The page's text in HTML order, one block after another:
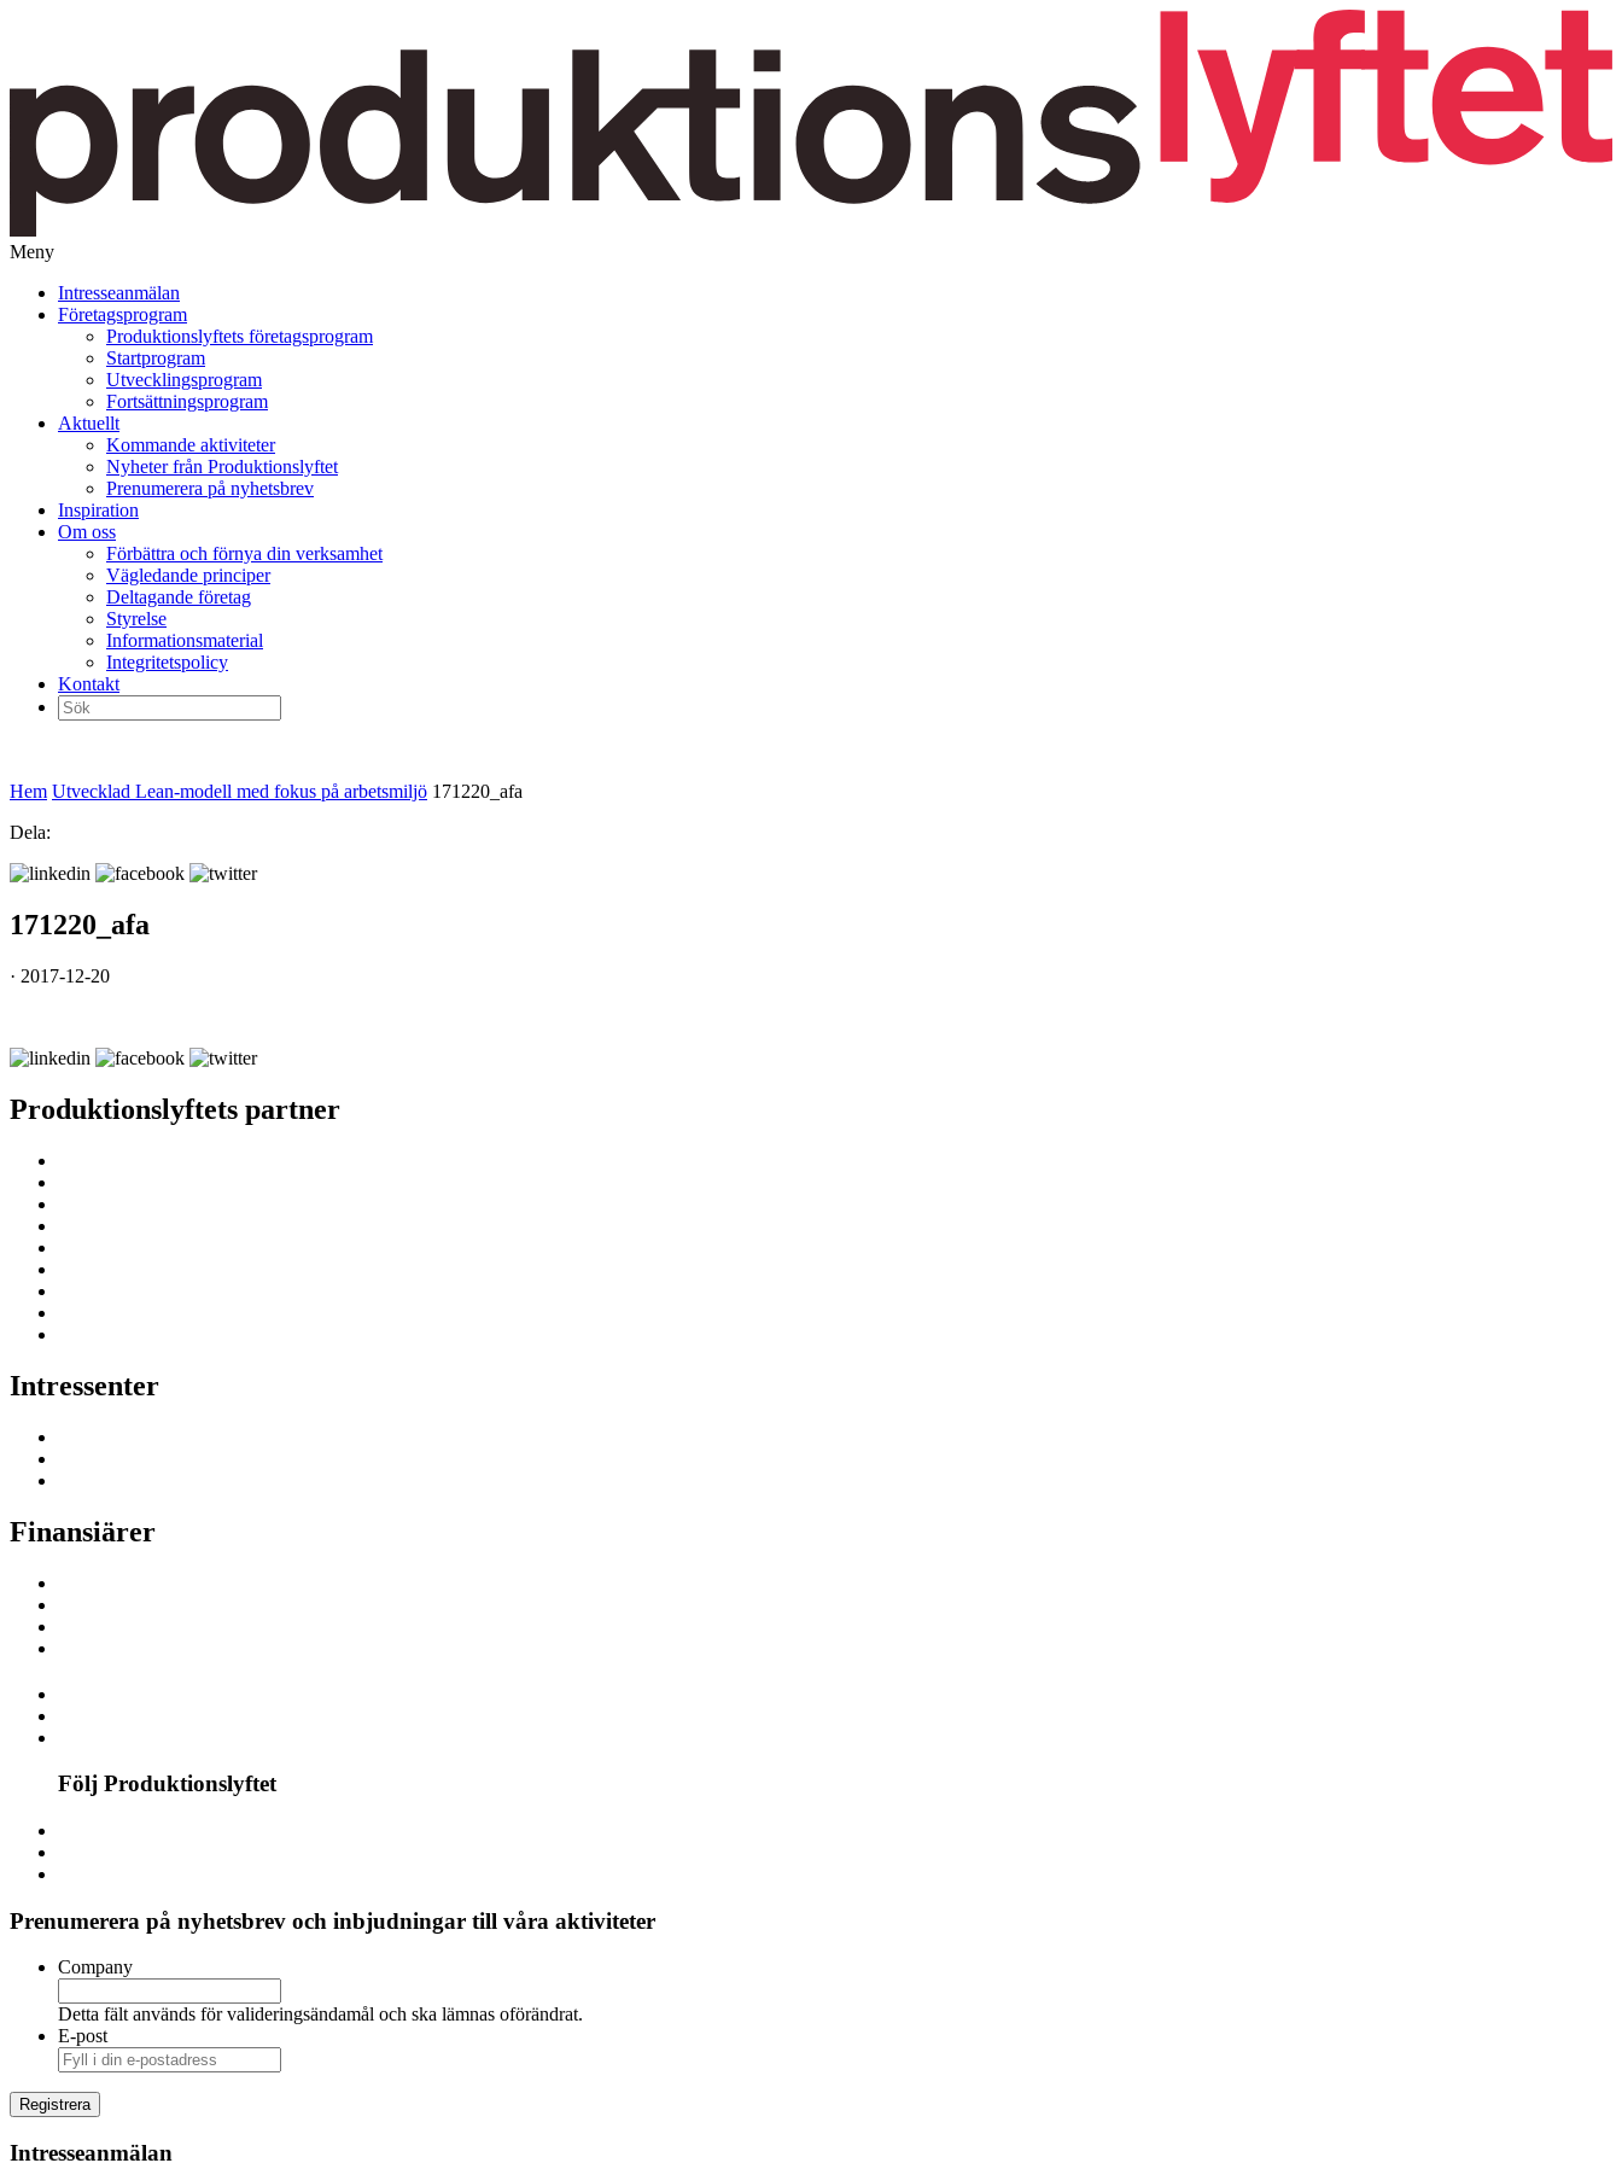
Meny
vidare
Intresseanmälan
Företagsprogram
Produktionslyftets företagsprogram
Startprogram
Utvecklingsprogram
Fortsättningsprogram
Aktuellt
Kommande aktiviteter
Nyheter från Produktionslyftet
Prenumerera på nyhetsbrev
Inspiration
Om oss
Förbättra och förnya din verksamhet
Vägledande principer
Deltagande företag
Styrelse
Informationsmaterial
Integritetspolicy
Kontakt
Sök
efter:
Hem Utvecklad Lean-modell med fokus på arbetsmiljö 171220_afa
Dela:
171220_afa
· 2017-12-20
Produktionslyftets partner
Intressenter
Finansiärer
Följ Produktionslyftet
Prenumerera på nyhetsbrev och inbjudningar till våra aktiviteter
Company
Detta fält används för valideringsändamål och ska lämnas oförändrat.
E-post
Intresseanmälan